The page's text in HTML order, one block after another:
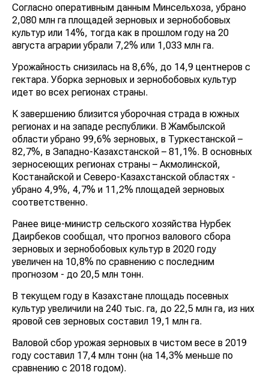
Согласно оперативным данным Минсельхоза, убрано
2,080 млн га площадей зерновых и зернобобовых
культур или 14%, тогда как в прошлом году на 20
августа аграрии убрали 7,2% или 1,033 млн га.
Урожайность снизилась на 8,6%, до 14,9 центнеров с
гектара. Уборка зерновых и зернобобовых культур
идет во всех регионах страны.
К завершению близится уборочная страда в южных
регионах и на западе республики. В Жамбылской
области убрано 99,6% зерновых, в Туркестанской –
82,7%, в Западно-Казахстанской – 81,1%. В основных
зерносеющих регионах страны – Акмолинской,
Костанайской и Северо-Казахстанской областях -
убрано 4,9%, 4,7% и 11,2% площадей зерновых
соответственно.
Ранее вице-министр сельского хозяйства Нурбек
Даирбеков сообщал, что прогноз валового сбора
зерновых и зернобобовых культур в 2020 году
увеличен на 10,8% по сравнению с последним
прогнозом - до 20,5 млн тонн.
В текущем году в Казахстане площадь посевных
культур увеличили на 240 тыс. га, до 22,5 млн га, из них
яровой сев зерновых составил 19,1 млн га.
Валовой сбор урожая зерновых в чистом весе в 2019
году составил 17,4 млн тонн (на 14,3% меньше по
сравнению с 2018 годом).